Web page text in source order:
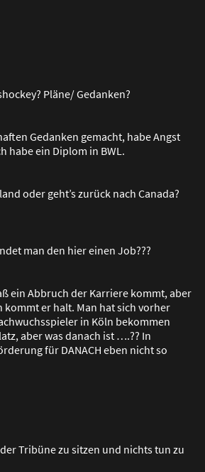
Pläne/ Gedanken?
Gedanken gemacht, habe Angst
habe ein Diplom in BWL.
oder geht’s zurück nach Canada?
man den hier einen Job???
ßein Abbruch der Karriere kommt, aber
kommt er halt. Man hat sich vorher
in Köln bekommen
aber was danach ist ….?? In
für DANACH eben nicht so
Tribüne zu sitzen und nichts tun zu